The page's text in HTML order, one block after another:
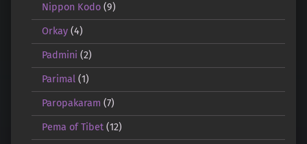
Nippon Kodo(9)
Orkay(4)
Padmini (2)
Parimal(1)
Paropakaram (7)
Pema of Tibet(12)